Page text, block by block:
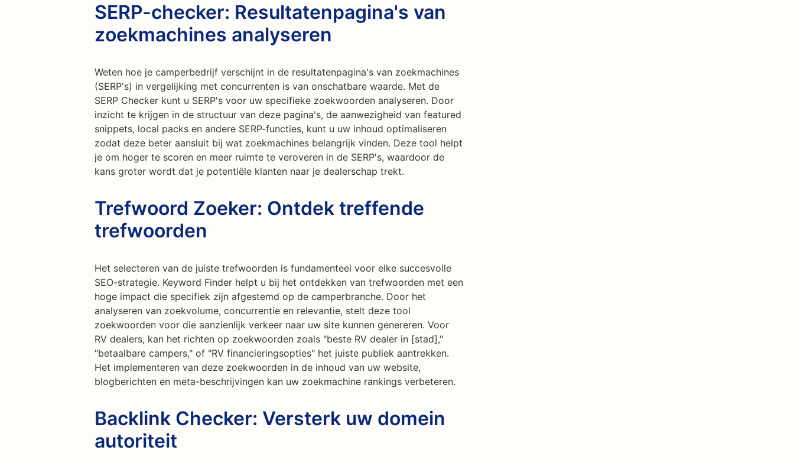
SERP-checker: Resultatenpagina's van
zoekmachines analyseren
Weten hoe je camperbedrijf verschijnt in de resultatenpagina's van zoekmachines
(SERP's) in vergelijking met concurrenten is van onschatbare waarde. Met de
SERP Checker kunt u SERP's voor uw specifieke zoekwoorden analyseren. Door
inzicht te krijgen in de structuur van deze pagina's, de aanwezigheid van featured
snippets, local packs en andere SERP-functies, kunt u uw inhoud optimaliseren
zodat deze beter aansluit bij wat zoekmachines belangrijk vinden. Deze tool helpt
je om hoger te scoren en meer ruimte te veroveren in de SERP's, waardoor de
kans groter wordt dat je potentiële klanten naar je dealerschap trekt.
Trefwoord Zoeker: Ontdek treffende
trefwoorden
Het selecteren van de juiste trefwoorden is fundamenteel voor elke succesvolle
SEO-strategie. Keyword Finder helpt u bij het ontdekken van trefwoorden met een
hoge impact die specifiek zijn afgestemd op de camperbranche. Door het
analyseren van zoekvolume, concurrentie en relevantie, stelt deze tool
zoekwoorden voor die aanzienlijk verkeer naar uw site kunnen genereren. Voor
RV dealers, kan het richten op zoekwoorden zoals "beste RV dealer in [stad],"
"betaalbare campers," of "RV financieringsopties" het juiste publiek aantrekken.
Het implementeren van deze zoekwoorden in de inhoud van uw website,
blogberichten en meta-beschrijvingen kan uw zoekmachine rankings verbeteren.
Backlink Checker: Versterk uw domein
autoriteit